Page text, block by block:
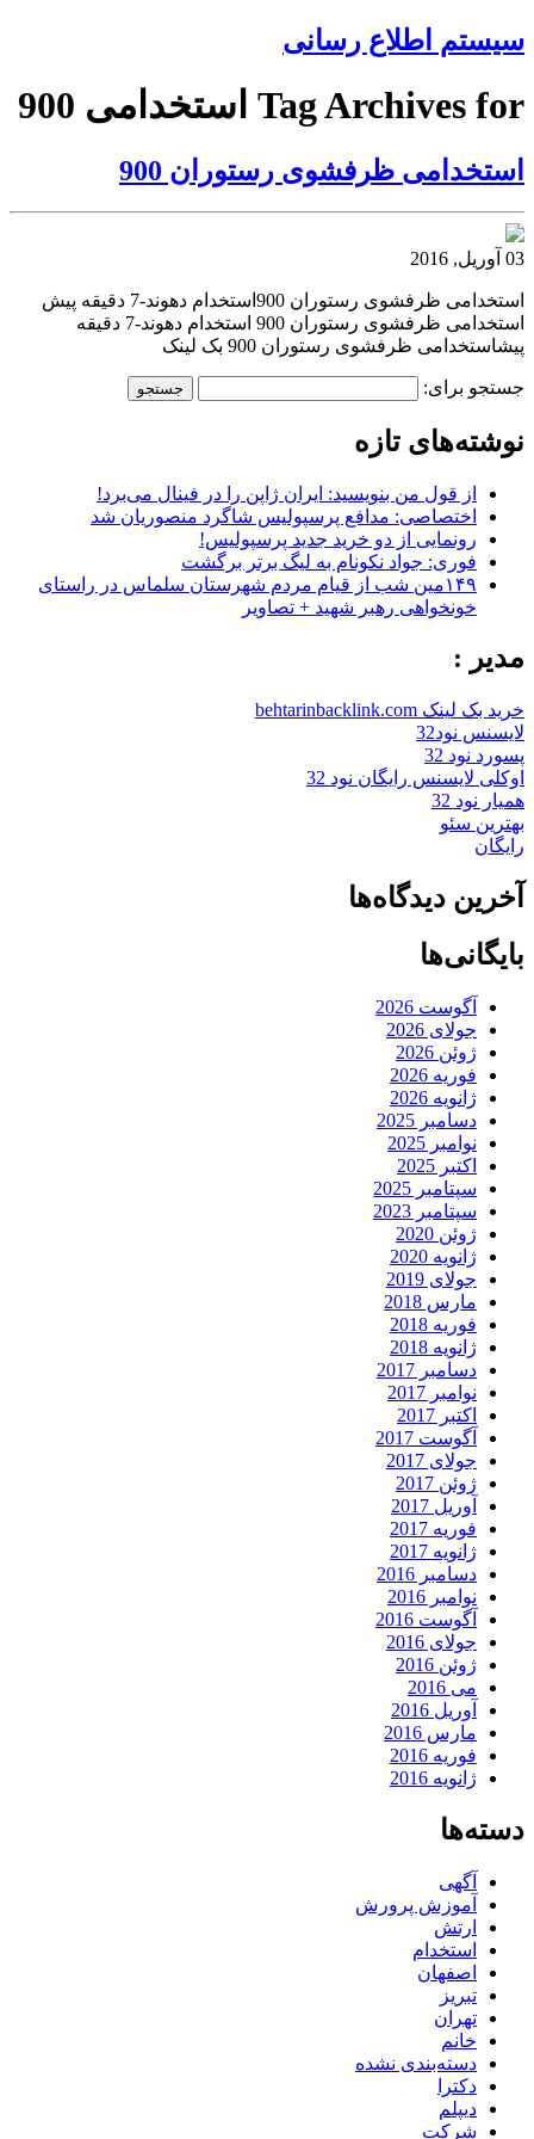
سیستم اطلاع رسانی
Tag Archives for استخدامی 900
استخدامی ظرفشوی رستوران 900
03 آوریل, 2016
استخدامی ظرفشوی رستوران 900استخدام دهوند-7 دقیقه پیش
استخدامی ظرفشوی رستوران 900 استخدام دهوند-7 دقیقه
پیشاستخدامی ظرفشوی رستوران 900 بک لینک
جستجو برای:
نوشته‌های تازه
از قول من بنویسید: ایران ژاپن را در فینال می‌برد!
اختصاصی: مدافع پرسپولیس شاگرد منصوریان شد
رونمایی از دو خرید جدید پرسپولیس!
فوری: جواد نکونام به لیگ برتر برگشت
۱۴۹مین شب از قیام مردم شهرستان سلماس در راستای
خونخواهی رهبر شهید + تصاویر
مدیر :
خرید بک لینک behtarinbacklink.com
لایسنس نود32
پسورد نود 32
اوکلی لایسنس رایگان نود 32
همیار نود 32
بهترین سئو
رایگان
آخرین دیدگاه‌ها
بایگانی‌ها
آگوست 2026
جولای 2026
ژوئن 2026
فوریه 2026
ژانویه 2026
دسامبر 2025
نوامبر 2025
اکتبر 2025
سپتامبر 2025
سپتامبر 2023
ژوئن 2020
ژانویه 2020
جولای 2019
مارس 2018
فوریه 2018
ژانویه 2018
دسامبر 2017
نوامبر 2017
اکتبر 2017
آگوست 2017
جولای 2017
ژوئن 2017
آوریل 2017
فوریه 2017
ژانویه 2017
دسامبر 2016
نوامبر 2016
آگوست 2016
جولای 2016
ژوئن 2016
می 2016
آوریل 2016
مارس 2016
فوریه 2016
ژانویه 2016
دسته‌ها
آگهی
آموزش پرورش
ارتش
استخدام
اصفهان
تبریز
تهران
خانم
دسته‌بندی نشده
دکترا
دیپلم
شرکت